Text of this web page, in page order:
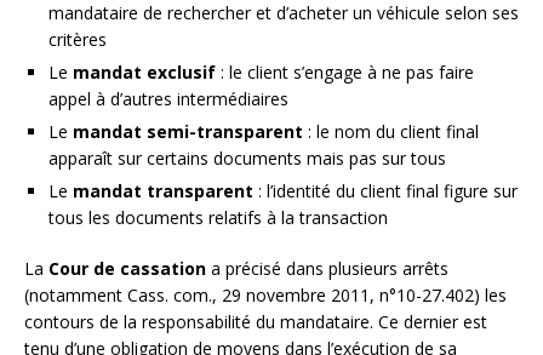
mandataire de rechercher et d’acheter un véhicule selon ses
critères
Le mandat exclusif : le client s’engage à ne pas faire
appel à d’autres intermédiaires
Le mandat semi-transparent : le nom du client final
apparaît sur certains documents mais pas sur tous
Le mandat transparent : l’identité du client final figure sur
tous les documents relatifs à la transaction
La Cour de cassation a précisé dans plusieurs arrêts
(notamment Cass. com., 29 novembre 2011, n°10-27.402) les
contours de la responsabilité du mandataire. Ce dernier est
tenu d’une obligation de moyens dans l’exécution de sa